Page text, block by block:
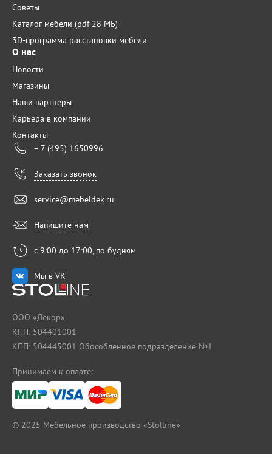
Советы
Каталог мебели (pdf 28 МБ)
3D-программа расстановки мебели
О нас
Новости
Магазины
Наши партнеры
Карьера в компании
Контакты
+ 7 (495) 1650996
Заказать звонок
service@mebeldek.ru
Напишите нам
с 9:00 до 17:00, по будням
Мы в VK
ООО «Декор»
КПП: 504401001
КПП: 504445001 Обособленное подразделение №1
Принимаем к оплате:
© 2025 Мебельное производство «Stolline»